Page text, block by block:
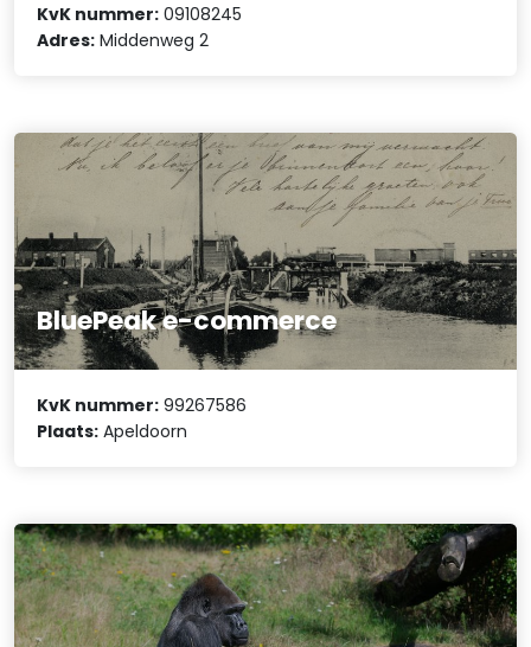
KvK nummer: 09108245
Adres: Middenweg 2
BluePeak e-commerce
KvK nummer: 99267586
Plaats: Apeldoorn